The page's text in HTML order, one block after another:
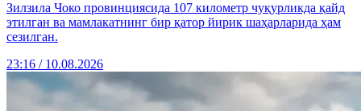
Зилзила Чоко провинциясида 107 километр чуқурликда қайд
этилган ва мамлакатнинг бир қатор йирик шаҳарларида ҳам
сезилган.
23:16 / 10.08.2026